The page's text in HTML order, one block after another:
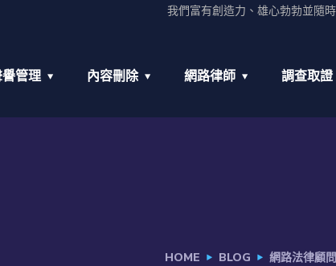
我們富有創造力、雄心勃勃並隨
管理 內容刪除 網路律師 調查取證
HOME BLOG 網路法律顧問